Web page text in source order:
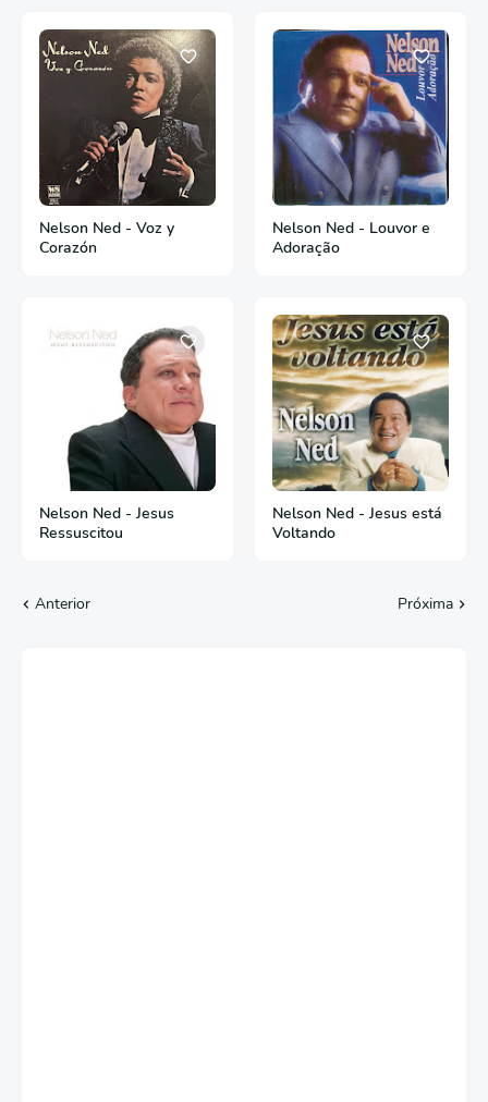
Nelson Ned - Voz y
Corazón
Nelson Ned - Louvor e
Adoração
Nelson Ned - Jesus
Ressuscitou
Nelson Ned - Jesus está
Voltando
Anterior Próxima